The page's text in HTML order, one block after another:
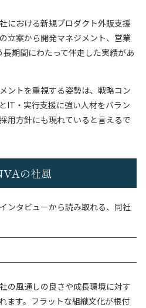
における新規プロダクト外販支援
立案から開発マネジメント、営業
期間にわたって伴走した実績があ
ントを重視する姿勢は、戦略コン
IT・実行支援に強い人材をバラン
用方針にも現れていると言えるで
の社風
ンタビューから読み取れる、同社
の風通しの良さや成長環境に対す
ます。フラットな組織文化が根付